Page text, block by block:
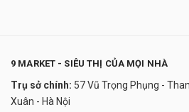
9 MARKET - SIÊU THỊ CỦA MỌI NHÀ
Trụ sở chính: 57 Vũ Trọng Phụng -
Xuân - Hà Nội